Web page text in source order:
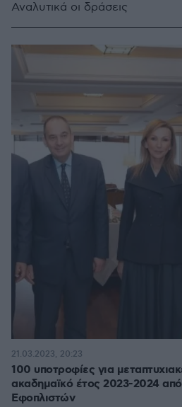
Αναλυτικά οι δράσεις
100 υποτροφίες για
ακαδημαϊκό έτος 2023-2024
Εφοπλιστών
21.03.2023, 20:23